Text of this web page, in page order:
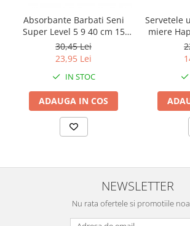
Absorbante Barbati Seni
Super Level 5 9 40 cm 15
Bucati
30,45 Lei
23,95 Lei
IN STOC
ADAUGA IN COS
Servetele
miere
64
NEWSLETTER
Nu rata ofertele si promotiile